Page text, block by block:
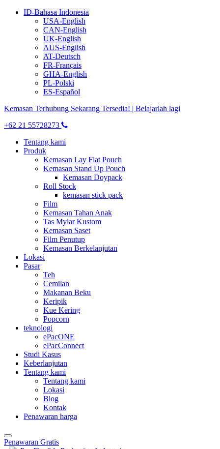
ID-Bahasa Indonesia
USA-English
CAN-English
UK-English
AUS-English
AT-Deutsch
FR-Français
GHA-English
PL-Polski
ES-Español
Kemasan Terhubung Sekarang Tersedia! | Belajarlah lagi
+62 21 55728273
Tentang kami
Produk
Kemasan Lay Flat Pouch
Kemasan Stand Up Pouch
Kemasan Doypack
Roll Stock
kemasan stick pack
Film
Kemasan Tahan Anak
Tas Mylar Kustom
Kemasan Saset
Film Penutup
Kemasan Berkelanjutan
Lokasi
Pasar
Teh
Cemilan
Makanan Beku
Keripik
Kue Kering
Popcorn
teknologi
ePacONE
ePacConnect
Studi Kasus
Keberlanjutan
Tentang kami
Tentang kami
Lokasi
Blog
Kontak
Penawaran harga
Penawaran Gratis